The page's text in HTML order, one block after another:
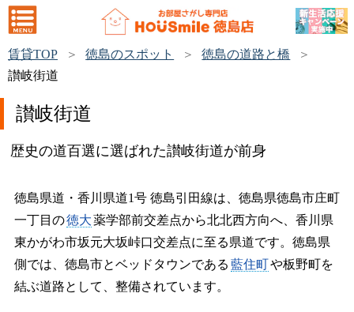
賃貸TOP 徳島のスポット
徳島の道路と橋
讃岐街道
讃岐街道
歴史の道百選に選ばれた讃岐街道が前身
徳島県道・香川県道1号 徳島引田線は、徳島県徳島市庄町
一丁目の徳大薬学部前交差点から北北西方向へ、香川県
東かがわ市坂元大坂峠口交差点に至る県道です。徳島県
側では、徳島市とベッドタウンである 藍住町や板野町を
結ぶ道路として、整備されています。